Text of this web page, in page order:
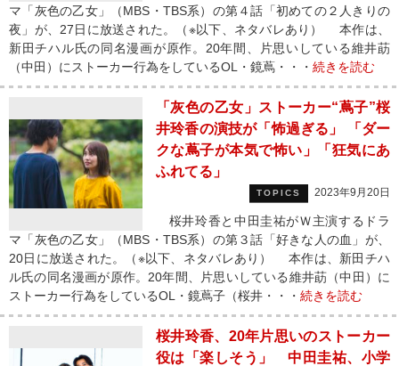
マ「灰色の乙女」（MBS・TBS系）の第４話「初めての２人きりの
夜」が、27日に放送された。（※以下、ネタバレあり） 本作は、
新田チハル氏の同名漫画が原作。20年間、片思いしている維井莇
（中田）にストーカー行為をしているOL・鏡蔦・・・ 続きを読む
「灰色の乙女」ストーカー“蔦子”桜
井玲香の演技が「怖過ぎる」 「ダー
クな蔦子が本気で怖い」「狂気にあ
ふれてる」
TOPICS 2023年9月20日
桜井玲香と中田圭祐がＷ主演するドラ
マ「灰色の乙女」（MBS・TBS系）の第３話「好きな人の血」が、
20日に放送された。（※以下、ネタバレあり） 本作は、新田チハ
ル氏の同名漫画が原作。20年間、片思いしている維井莇（中田）に
ストーカー行為をしているOL・鏡蔦子（桜井・・・ 続きを読む
桜井玲香、20年片思いのストーカー
役は「楽しそう」 中田圭祐、小学